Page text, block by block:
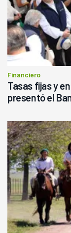
Financiero
Tasas fijas y
presentó el